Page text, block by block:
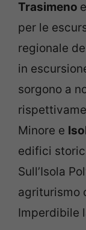
Trasimeno
per le
regionale
in
sorgono a
Minore e
edifici
Sull’Isola
agriturismo
Imperdibile